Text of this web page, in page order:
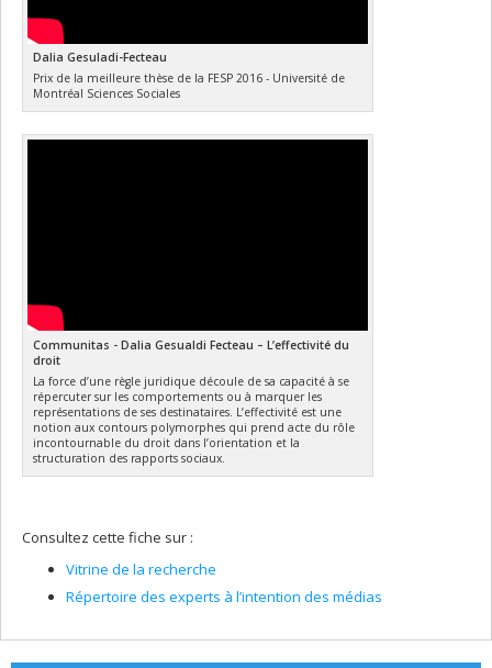
Dalia Gesuladi-Fecteau
Prix de la meilleure thèse de la FESP 2016 - Université de
Montréal Sciences Sociales
Communitas - Dalia Gesualdi Fecteau – L’effectivité du
droit
La force d’une règle juridique découle de sa capacité à se
répercuter sur les comportements ou à marquer les
représentations de ses destinataires. L’effectivité est une
notion aux contours polymorphes qui prend acte du rôle
incontournable du droit dans l’orientation et la
structuration des rapports sociaux.
Consultez cette fiche sur :
Vitrine de la recherche
Répertoire des experts à l’intention des médias